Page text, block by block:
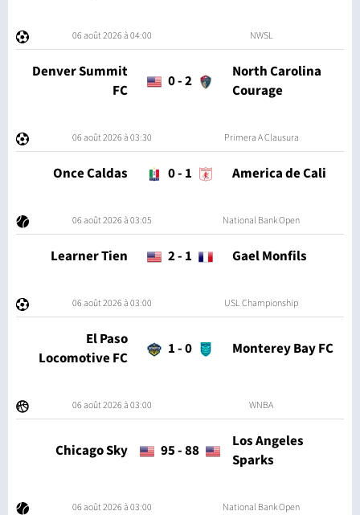
06 août 2026 à 04:00 NWSL
Denver Summit
FC
0-2
North Carolina
Courage
06 août 2026 à 03:30 Primera A Clausura
Once Caldas 0- 1 America de Cali
06 août 2026 à 03:05 National Bank Open
Learner Tien 2- 1 Gael Monfils
06 août 2026 à 03:00 USL Championship
El Paso
Locomotive FC
1-0 Monterey Bay FC
06 août 2026 à 03:00 WNBA
Chicago Sky 95-88
Los Angeles
Sparks
06 août 2026 à 03:00 National Bank Open